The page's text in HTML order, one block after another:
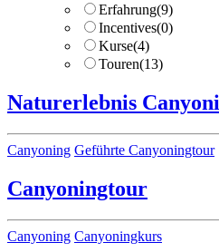
Erfahrung(9)
Incentives(0)
Kurse(4)
Touren(13)
Naturerlebnis
Kategorien
Canyoning Geführte Canyoningtour
Canyoningtour
Kategorien
Canyoning Canyoningkurs